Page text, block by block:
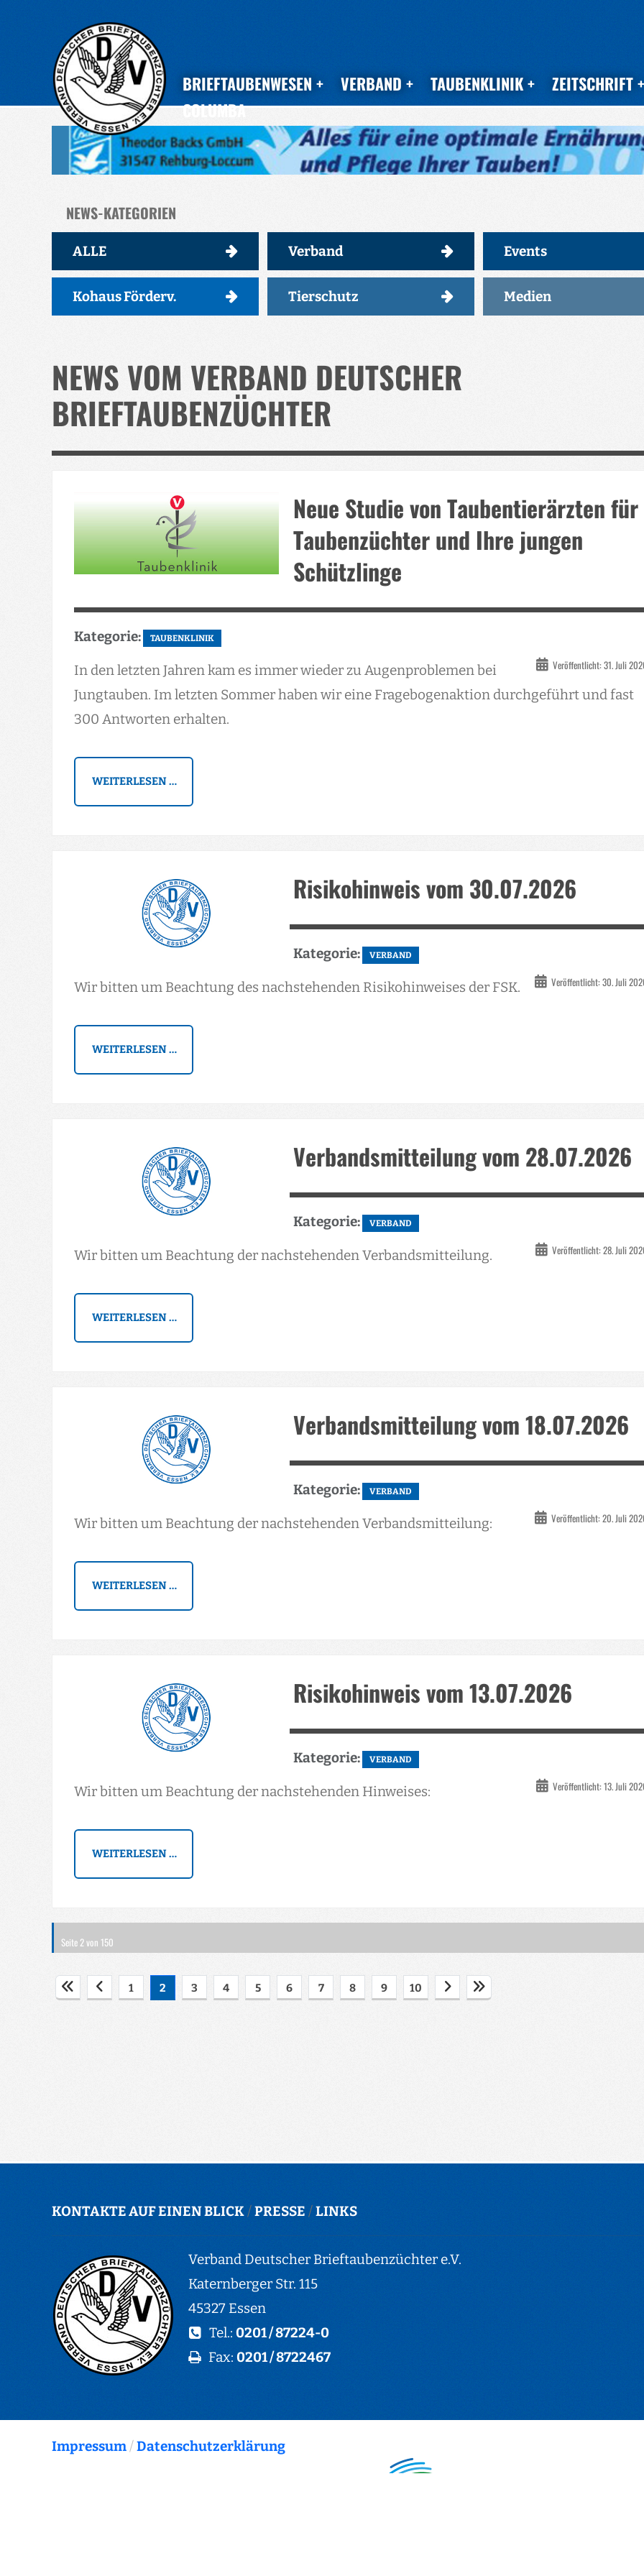
BRIEFTAUBENWESEN VERBAND TAUBENKLINIK
ZEITSCHRIFT
COLUMBA
NEWS-KATEGORIEN
ALLE Verband Events
Kohaus Förderv. Tierschutz Medien
NEWS VOM VERBAND DEUTSCHER
BRIEFTAUBENZÜCHTER
Neue Studie von Taubentierärzten für
Taubenzüchter und Ihre jungen
Schützlinge
Kategorie: TAUBENKLINIK
Veröffentlicht: 31. Juli
In den letzten Jahren kam es immer wieder zu Augenproblemen bei
Jungtauben. Im letzten Sommer haben wir eine Fragebogenaktion durchgeführt und fast
300 Antworten erhalten.
WEITERLESEN …
Risikohinweis vom 30.07.2026
Kategorie: VERBAND
Veröffentlicht: 30. Juli
Wir bitten um Beachtung des nachstehenden Risikohinweises der FSK.
WEITERLESEN …
Verbandsmitteilung vom 28.07.2026
Kategorie: VERBAND
Veröffentlicht: 28. Juli
Wir bitten um Beachtung der nachstehenden Verbandsmitteilung.
WEITERLESEN …
Verbandsmitteilung vom 18.07.2026
Kategorie: VERBAND
Veröffentlicht: 20. Juli
Wir bitten um Beachtung der nachstehenden Verbandsmitteilung:
WEITERLESEN …
Risikohinweis vom 13.07.2026
Kategorie: VERBAND
Veröffentlicht: 13. Juli
Wir bitten um Beachtung der nachstehenden Hinweises:
WEITERLESEN …
Seite 2 von 150
1 2 3 4 5 6 7 8 9 10
KONTAKTE AUF EINEN BLICK/PRESSE /LINKS
Verband Deutscher Brieftaubenzüchter e.V.
Katernberger Str. 115
45327 Essen
Tel.: 0201 / 87224-0
Fax: 0201 / 8722467
Impressum/Datenschutzerklärung